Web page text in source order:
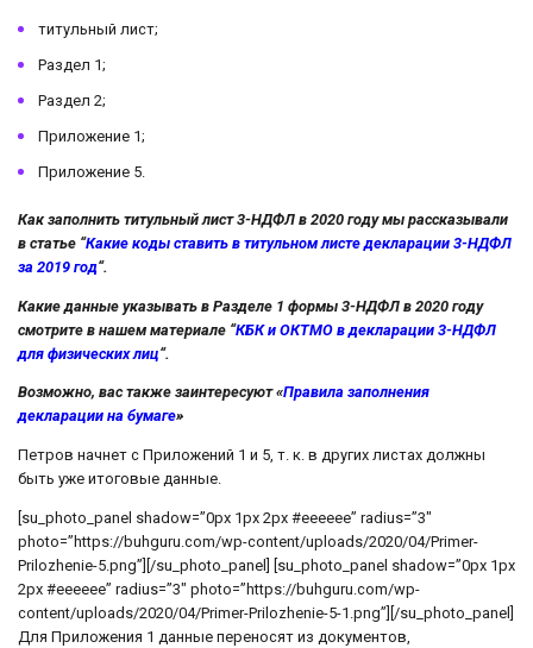
титульный лист;
Раздел 1;
Раздел 2;
Приложение 1;
Приложение 5.
Как заполнить титульный лист 3-НДФЛ в 2020 году мы рассказывали
в статье “Какие коды ставить в титульном листе декларации 3-НДФЛ
за 2019 год“.
Какие данные указывать в Разделе 1 формы 3-НДФЛ в 2020 году
смотрите в нашем материале “КБК и ОКТМО в декларации 3-НДФЛ
для физических лиц“.
Возможно, вас также заинтересуют «Правила заполнения
декларации на бумаге»
Петров начнет с Приложений 1 и 5, т. к. в других листах должны
быть уже итоговые данные.
[su_photo_panel shadow=”0px 1px 2px #eeeeee” radius=”3″
photo=”https://buhguru.com/wp-content/uploads/2020/04/Primer-
Prilozhenie-5.png”][/su_photo_panel] [su_photo_panel shadow=”0px 1px
2px #eeeeee” radius=”3″ photo=”https://buhguru.com/wp-
content/uploads/2020/04/Primer-Prilozhenie-5-1.png”][/su_photo_panel]
Для Приложения 1 данные переносят из документов,